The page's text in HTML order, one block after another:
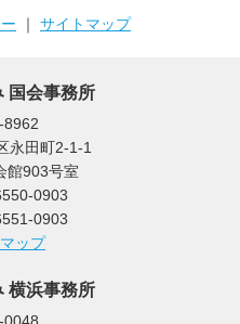
｜ サイトマップ
国会事務所
8962
永田町2-1-1
館903号室
0903
0903
ップ
横浜事務所